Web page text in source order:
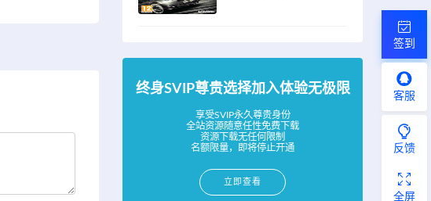
终身SVIP尊贵选择加入体验无极限
享受SVIP永久尊贵身份
全站资源随意任性免费下载
资源下载无任何限制
名额限量，即将停止开通
立即查看
签到
客服
反馈
全屏